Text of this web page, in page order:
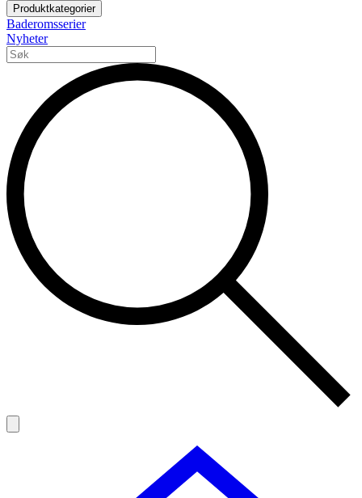
Produktkategorier
Baderomsserier
Nyheter